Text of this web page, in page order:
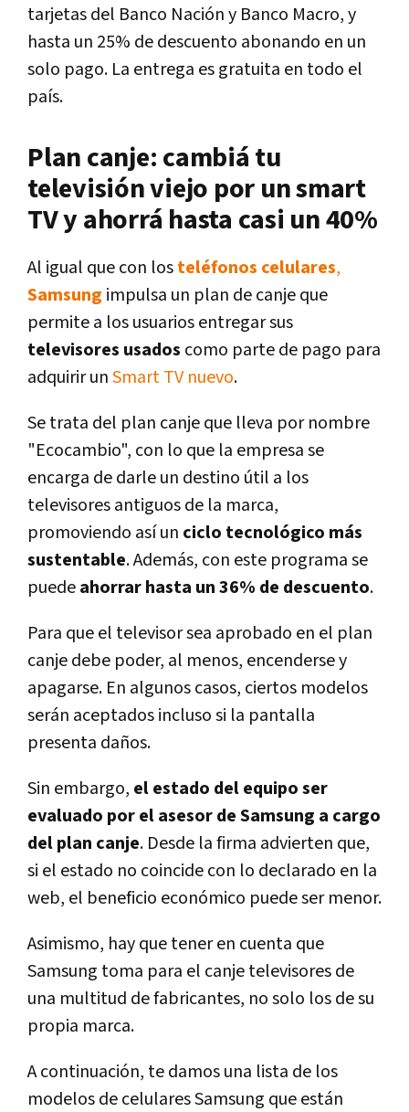
tarjetas del Banco Nación y Banco Macro, y
hasta un 25% de descuento abonando en un
solo pago. La entrega es gratuita en todo el
país.
Plan canje: cambiá tu
televisión viejo por un smart
TV y ahorrá hasta casi un 40%
Al igual que con losteléfonos celulares,
Samsung impulsa un plan de canje que
permite a los usuarios entregar sus
televisores usados como parte de pago para
adquirir unSmart TV nuevo.
Se trata del plan canje que lleva por nombre
"Ecocambio", con lo que la empresa se
encarga de darle un destino útil a los
televisores antiguos de la marca,
promoviendo así un ciclo tecnológico más
sustentable. Además, con este programa se
puedeahorrar hasta un 36% de descuento.
Para que el televisor sea aprobado en el plan
canje debe poder, al menos, encenderse y
apagarse. En algunos casos, ciertos modelos
serán aceptados incluso si la pantalla
presenta daños.
Sin embargo, el estado del equipo ser
evaluado por el asesor de Samsung a cargo
del plan canje. Desde la firma advierten que,
si el estado no coincide con lo declarado en la
web, el beneficio económico puede ser menor.
Asimismo, hay que tener en cuenta que
Samsung toma para el canje televisores de
una multitud de fabricantes, no solo los de su
propia marca.
A continuación, te damos una lista de los
modelos de celulares Samsung que están